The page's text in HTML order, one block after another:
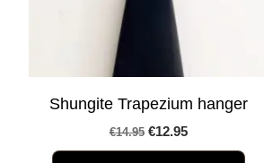
Shungite Trapezium hanger
€14.95 Oorspronkelijke
prijs
€12.95Huidige
prijs